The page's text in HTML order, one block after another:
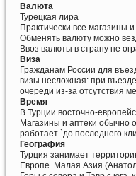
Валюта
Турецкая лира
Практически все магазины
Обменять валюту можно
Ввоз валюты в страну не
Виза
Гражданам России для
визы несложная: при
очереди из-за отсутствия
Время
В Турции восточно-
Магазины и аптеки обычно
работает `до последнего
География
Турция занимает
Европе. Малая Азия